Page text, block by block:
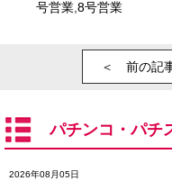
号営業 8号営業
＜ 前の記
パチンコ・パチ
2026年08月05日